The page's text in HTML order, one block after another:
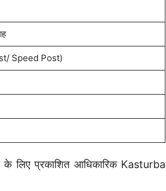
Speed Post)
के लिए प्रकाशित आधिकारिक Kasturba